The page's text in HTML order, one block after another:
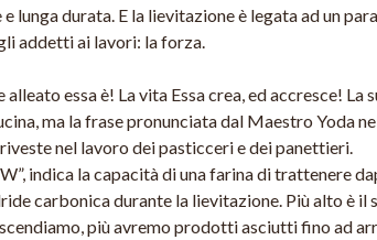
lunga durata. E la lievitazione è legata ad un
addetti ai lavori: la forza.
alleato essa è! La vita Essa crea, ed accresce!
ma la frase pronunciata dal Maestro Yoda
nel lavoro dei pasticceri e dei panettieri.
indica la capacità di una farina di trattenere
carbonica durante la lievitazione. Più alto è
più avremo prodotti asciutti fino ad